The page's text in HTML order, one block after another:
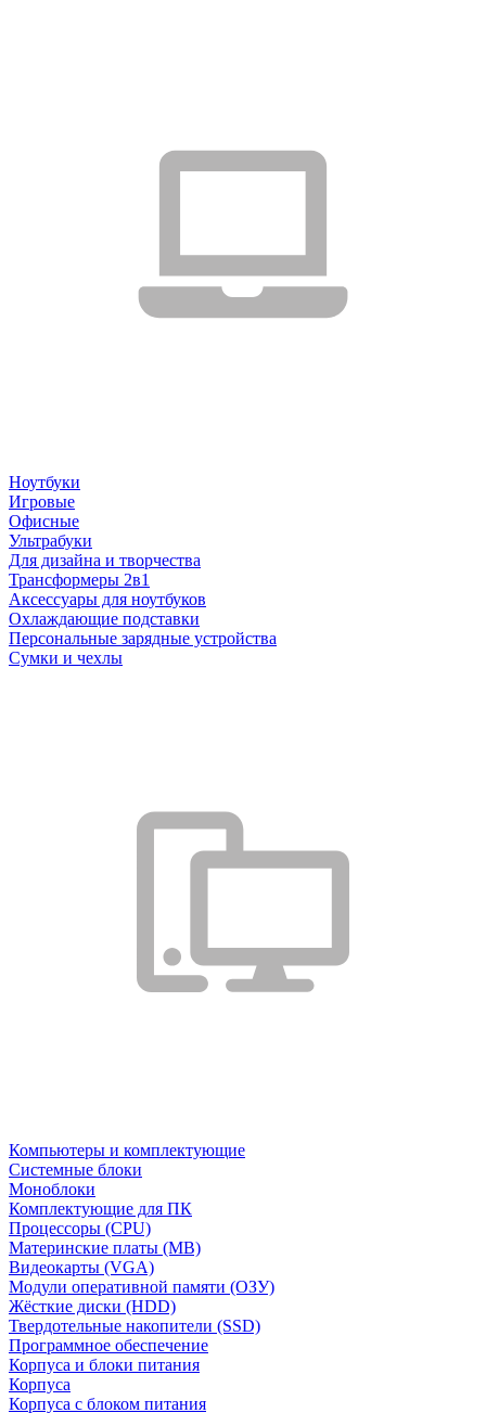
Ноутбуки
Игровые
Офисные
Ультрабуки
Для дизайна и творчества
Трансформеры 2в1
Аксессуары для ноутбуков
Охлаждающие подставки
Персональные зарядные устройства
Сумки и чехлы
Компьютеры и комплектующие
Системные блоки
Моноблоки
Комплектующие для ПК
Процессоры (CPU)
Материнские платы (MB)
Видеокарты (VGA)
Модули оперативной памяти (ОЗУ)
Жёсткие диски (HDD)
Твердотельные накопители (SSD)
Программное обеспечение
Корпуса и блоки питания
Корпуса
Корпуса с блоком питания